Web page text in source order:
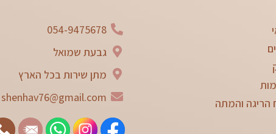
הריגה והמתה
054-9475678
גבעת שמואל
מתן שירות בכל הארץ
shenhav76@gmail.com